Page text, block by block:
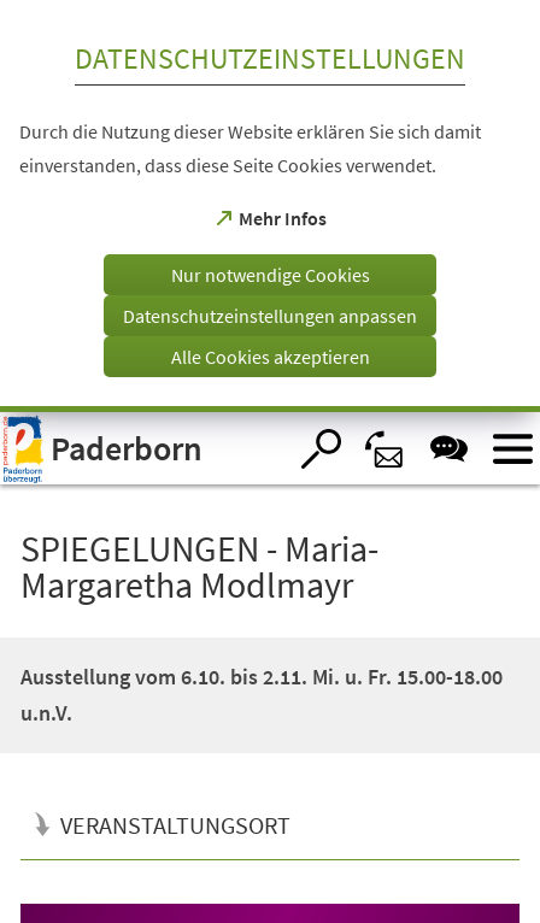
Visuelle
Assistenzsoftware
öffnen.
DATENSCHUTZEINSTELLUNGEN
Durch die Nutzung dieser Website erklären Sie sich damit
einverstanden, dass diese Seite Cookies verwendet.
Mehr Infos
(Öffnet
einem
Tab)
Nur notwendige Cookies
Datenschutzeinstellungen anpassen
Alle Cookies akzeptieren
Paderborn
SPIEGELUNGEN - Maria-
Margaretha Modlmayr
Ausstellung vom 6.10. bis 2.11. Mi. u. Fr. 15.00-18.00
u.n.V.
VERANSTALTUNGSORT